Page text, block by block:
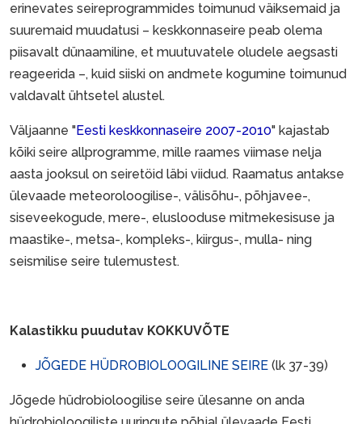
erinevates seireprogrammides toimunud väiksemaid ja
suuremaid muudatusi – keskkonnaseire peab olema
piisavalt dünaamiline, et muutuvatele oludele aegsasti
reageerida –, kuid siiski on andmete kogumine toimunud
valdavalt ühtsetel alustel.
Väljaanne "Eesti keskkonnaseire 2007-2010" kajastab
kõiki seire allprogramme, mille raames viimase nelja
aasta jooksul on seiretöid läbi viidud. Raamatus antakse
ülevaade meteoroloogilise-, välisõhu-, põhjavee-,
siseveekogude, mere-, eluslooduse mitmekesisuse ja
maastike-, metsa-, kompleks-, kiirgus-, mulla- ning
seismilise seire tulemustest.
Kalastikku puudutav KOKKUVÕTE
JÕGEDE HÜDROBIOLOOGILINE SEIRE (lk 37-39)
Jõgede hüdrobioloogilise seire ülesanne on anda